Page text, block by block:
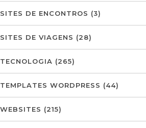
SITES DE ENCONTROS (3)
SITES DE VIAGENS (28)
TECNOLOGIA (265)
TEMPLATES WORDPRESS (44)
WEBSITES (215)